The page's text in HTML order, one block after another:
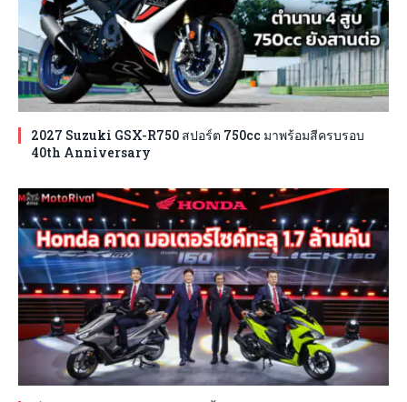
2027 Suzuki GSX-R750 สปอร์ต 750cc มาพร้อมสีครบรอบ
40th Anniversary